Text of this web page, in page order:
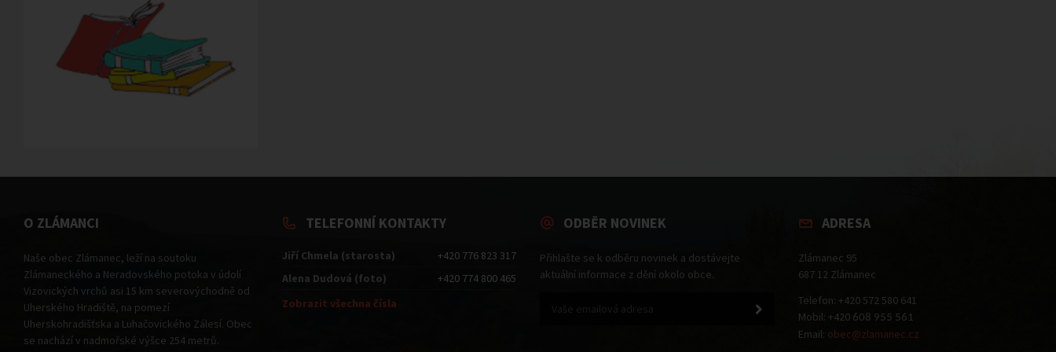
O ZLÁMANCI
Naše obec Zlámanec, leží na soutoku
Zlámaneckého a Neradovského potoka v údolí
Vizovických vrchů asi 15 km severovýchodně od
Uherského Hradiště, na pomezí
Uherskohradišťska a Luhačovického Zálesí. Obec
se nachází v nadmořské výšce 254 metrů.
TELEFONNÍ KONTAKTY
Jiří Chmela (starosta)
+420 776 823 317
Alena Dudová (foto)
+420 774 800 465
Zobrazit všechna čísla
ODBĚR NOVINEK
Přihlašte se k odběru novinek a dostávejte
aktuální informace z dění okolo obce.
ADRESA
Zlámanec 95
687 12 Zlámanec
Telefon: +420 572 580 641
Mobil: +420 608 955 561
Email: obec@zlamanec.cz